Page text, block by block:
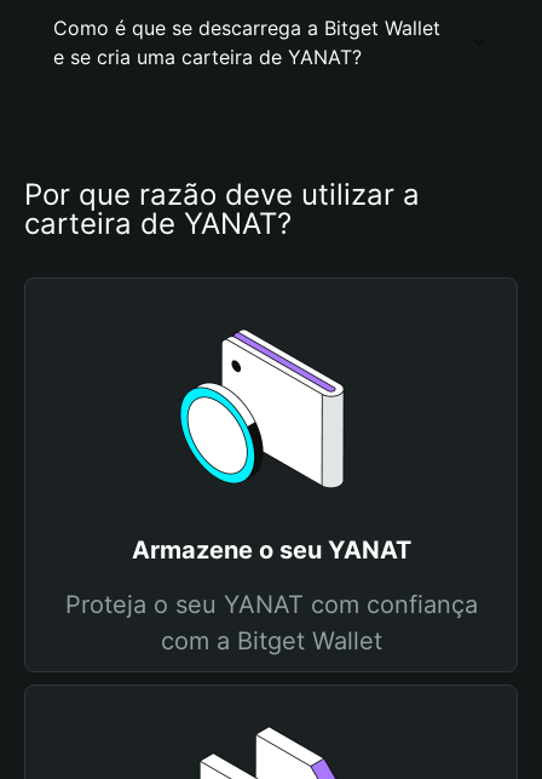
Como é que se descarrega a Bitget Wallet
e se cria uma carteira de YANAT?
Por que razão deve utilizar a
carteira de YANAT?
Armazene o seu YANAT
Proteja o seu YANAT com confiança
com a Bitget Wallet